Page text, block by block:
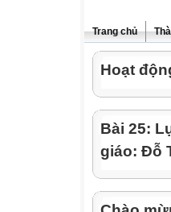
Trang chủ
Hoạt
Bài 25:
giáo: Đỗ